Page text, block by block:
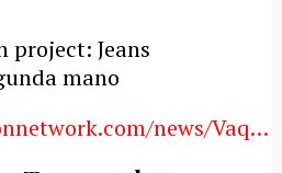
project: Jeans
mano
news/Vaq…